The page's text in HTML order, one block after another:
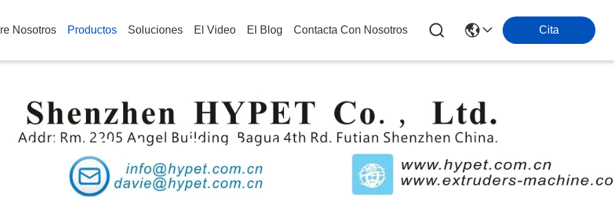
Nosotros Productos Soluciones El Video El Blog Contacta Con Nosotros Cita
Detalles De Los Productos